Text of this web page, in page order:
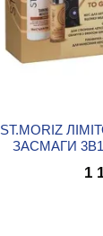
ST.MORIZ
ЗАСМАГИ 3В1
1